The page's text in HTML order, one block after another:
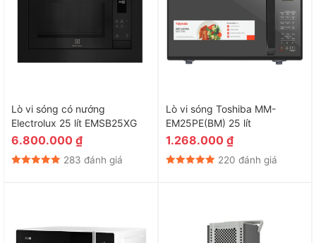
Lò vi sóng có nướng
Electrolux 25 lít EMSB25XG
6.800.000 ₫
283 đánh giá
Lò vi sóng Toshiba MM-
EM25PE(BM) 25 lít
1.268.000 ₫
220 đánh giá